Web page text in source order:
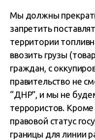
Мы должны
запретить
территории
ввозить грузы
граждан, с
правительство не
“ДНР”, и мы не
террористов.
правовой статус
границы для линии